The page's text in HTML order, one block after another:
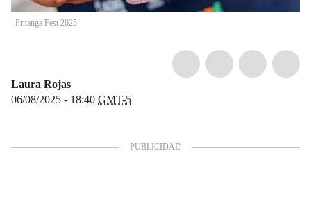
Fritanga Fest 2025
Laura Rojas
06/08/2025 - 18:40 GMT-5